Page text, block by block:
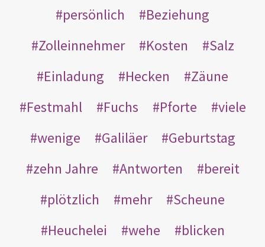
persönlich
Beziehung
Zolleinnehmer
Kosten
Salz
Einladung
Hecken
Zäune
Festmahl
Fuchs Pforte
viele
wenige
Galiläer
Geburtstag
zehn Jahre
Antworten
bereit
plötzlich
mehr
Scheune
Heuchelei
wehe
blicken